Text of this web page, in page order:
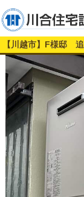
【川越市】F様邸